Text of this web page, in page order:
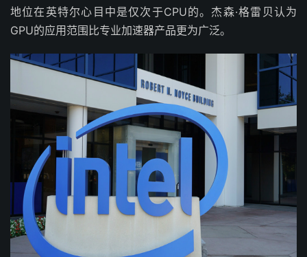
地位在英特尔心目中是仅次于CPU的。杰森·格雷贝认为
GPU的应用范围比专业加速器产品更为广泛。